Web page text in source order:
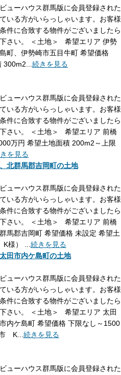
ューハウス群馬版に会員登録された
いる方がいらっしゃいます。お客様
件に合致する物件がございましたら
さい。 ＜土地＞ 希望エリア 伊勢
町、伊勢崎市五目牛町 希望価格
続きを見る
ューハウス群馬版に会員登録された
いる方がいらっしゃいます。お客様
件に合致する物件がございましたら
さい。 ＜土地＞ 希望エリア 前橋
万円 希望土地面積 200m2～上限
を見る
北群馬郡吉岡町の土地
ューハウス群馬版に会員登録された
いる方がいらっしゃいます。お客様
件に合致する物件がございましたら
さい。 ＜土地＞ 希望エリア 前橋
馬郡吉岡町 希望価格 未設定 希望土
様） ... 続きを見る
田市内ケ島町の土地
ューハウス群馬版に会員登録された
いる方がいらっしゃいます。お客様
件に合致する物件がございましたら
さい。 ＜土地＞ 希望エリア 太田
内ケ島町 希望価格 下限なし～1500
K... 続きを見る
ューハウス群馬版に会員登録された